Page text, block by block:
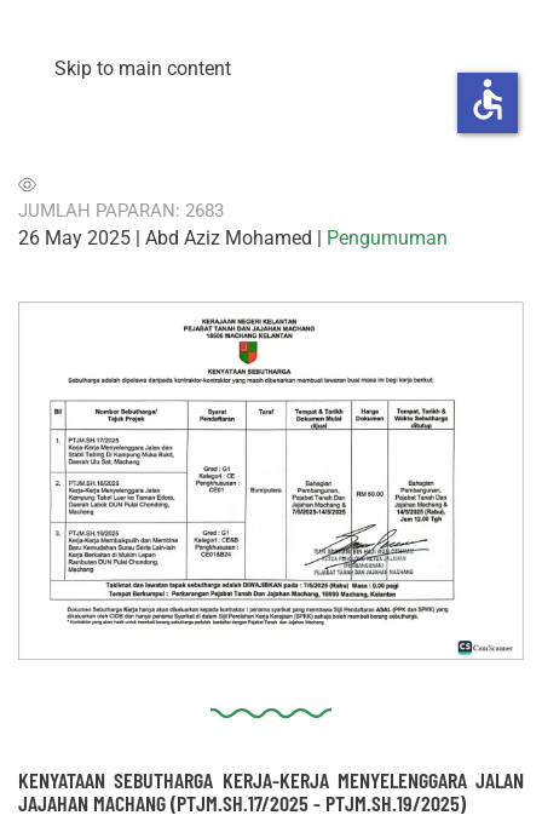
Skip to main content
JUMLAH PAPARAN: 2683
26 May 2025 | Abd Aziz Mohamed | Pengumuman
KENYATAAN SEBUTHARGA KERJA-KERJA MENYELENGGARA JALAN
JAJAHAN MACHANG (PTJM.SH.17/2025 - PTJM.SH.19/2025)
accessible